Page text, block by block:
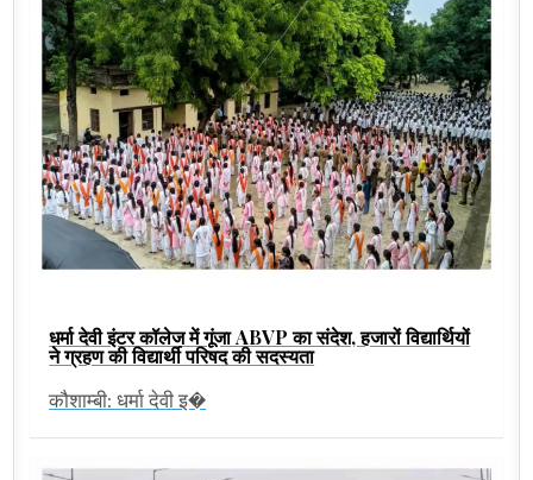
धर्मा देवी इंटर कॉलेज में गूंजा ABVP का संदेश, हजारों विद्यार्थियों
ने ग्रहण की विद्यार्थी परिषद की सदस्यता
कौशाम्बी: धर्मा देवी इ�